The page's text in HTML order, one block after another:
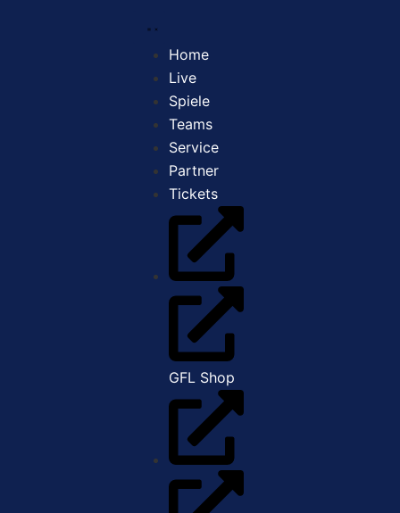
Home
Live
Spiele
Teams
Service
Partner
Tickets
GFL Shop